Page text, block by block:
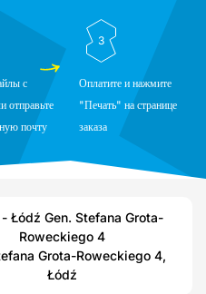
с
отправьте
почту
3
Оплатите и нажмите
"Печать" на странице
заказа
Łódź Gen. Stefana Grota-
Roweckiego 4
Grota-Roweckiego 4,
Łódź